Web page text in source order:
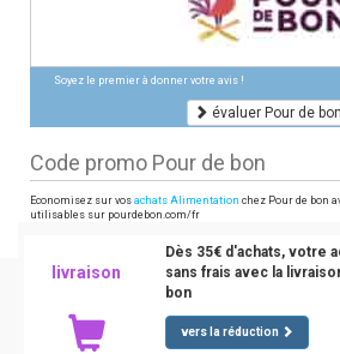
Soyez le premier à donner votre avis !
évaluer Pour de bon
Code promo Pour de bon
Economisez sur vos achats Alimentation chez Pour de bon
utilisables sur pourdebon.com/fr
livraison
Dès 35€ d'achats, votre
sans frais avec la
bon
vers la réduction